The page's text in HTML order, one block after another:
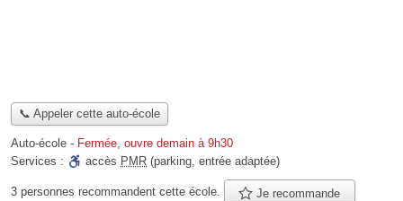
📞 Appeler cette auto-école
Auto-école - Fermée, ouvre demain à 9h30
Services :
accès PMR (parking, entrée adaptée)
3 personnes recommandent cette école. Je recommande